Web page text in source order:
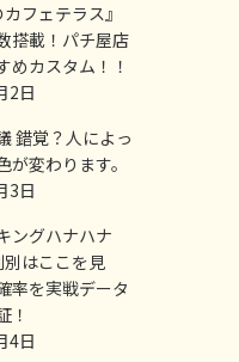
カフェテラス』
搭載！パチ屋店
めカスタム！！
2日
錯覚？人によっ
が変わります。
3日
ングハナハナ
別はここを見
率を実戦データ
！
4日